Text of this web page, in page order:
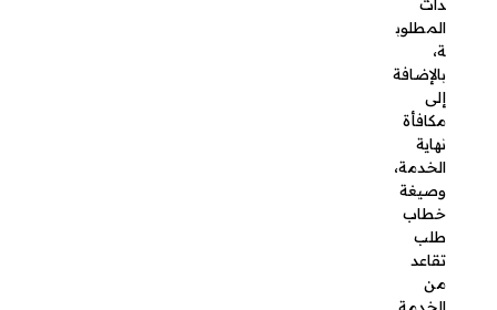
العسكرية،
حتى
نساعد
العسكريي
ن في فهم
هذه
الإجراءات
بشكل
أفضل.
وللحصول
على خدمة